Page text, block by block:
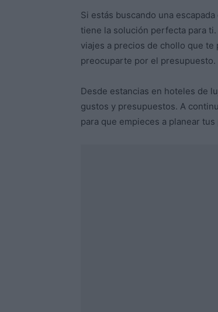
Si estás buscando una
tiene la solución perfecta para
viajes a precios de chollo que
preocuparte por el presupuesto.
Desde estancias en hoteles de
gustos y presupuestos. A
para que empieces a planear